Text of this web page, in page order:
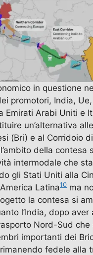
in questione
promotori, India,
Emirati Arabi Uniti e
un’alternativa
(Bri) e al Corridoio
della contesa
intermodale che sta
gli Stati Uniti alla
Latina10 ma
la contesa si
l’India, dopo aver
Nord-Sud che
importanti dei
fedele alla